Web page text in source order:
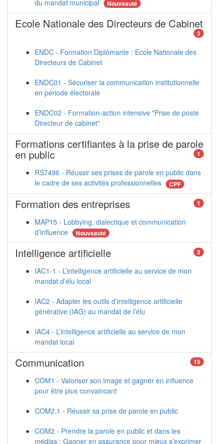
du mandat municipal
Nouveauté
Ecole Nationale des Directeurs de Cabinet
3
ENDC - Formation Diplômante : Ecole Nationale des
Directeurs de Cabinet
ENDC01 - Sécuriser la communication institutionnelle
en période électorale
ENDC02 - Formation-action intensive "Prise de poste
Directeur de cabinet"
Formations certifiantes à la prise de parole
en public 1
RS7496 - Réussir ses prises de parole en public dans
le cadre de ses activités professionnelles
CPF
Formation des entreprises 1
MAP15 - Lobbying, dialectique et communication
d’influence
Nouveauté
Intelligence artificielle 3
IAC1-1 - L’intelligence artificielle au service de mon
mandat d’élu local
IAC2 - Adapter les outils d’intelligence artificielle
générative (IAG) au mandat de l’élu
IAC4 - L’intelligence artificielle au service de mon
mandat local
Communication 19
COM1 - Valoriser son image et gagner en influence
pour être plus convaincant
COM2.1 - Réussir sa prise de parole en public
COM2 - Prendre la parole en public et dans les
médias : Gagner en assurance pour mieux s’exprimer